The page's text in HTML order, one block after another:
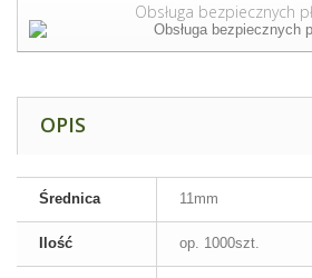
Obsługa bezpiecznych
OPIS
Średnica 11mm
Ilość op. 1000szt.